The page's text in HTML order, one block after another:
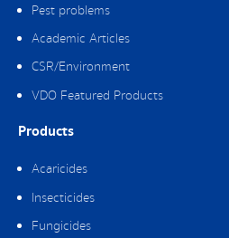
Pest problems
Academic Articles
CSR/Environment
VDO Featured Products
Products
Acaricides
Insecticides
Fungicides